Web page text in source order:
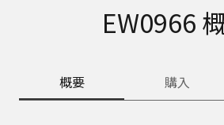
EW0966
概要 購入